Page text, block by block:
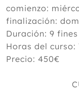
comienzo:
finalización:
Duración: 9
Horas del curso:
Precio: 450€
CURSO